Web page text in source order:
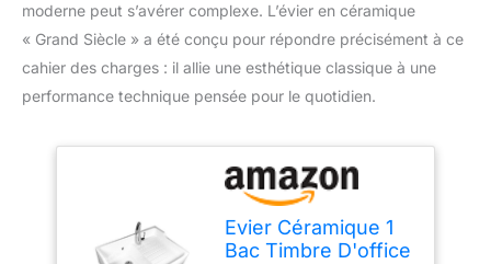
moderne peut s’avérer complexe. L’évier en céramique
« Grand Siècle » a été conçu pour répondre précisément à ce
cahier des charges : il allie une esthétique classique à une
performance technique pensée pour le quotidien.
Evier Céramique 1
Bac Timbre D'office